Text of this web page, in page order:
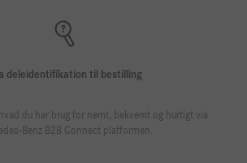
deleidentifikation til bestilling
du har brug for nemt, bekvemt og hurtigt via
Benz B2B Connect platformen.